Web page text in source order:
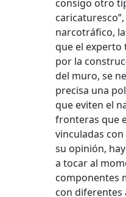
consigo otro
narcotráfico,
que el experto
por la
del muro, se
precisa una
que eviten el
fronteras que
vinculadas
su opinión,
a tocar al
componentes
con diferentes